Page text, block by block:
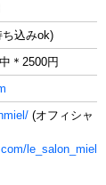
込みok)
＊2500円
(オフィシャ
le_salon_miel